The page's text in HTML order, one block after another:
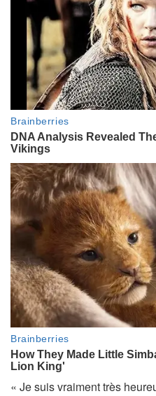
« Je suis vraiment très